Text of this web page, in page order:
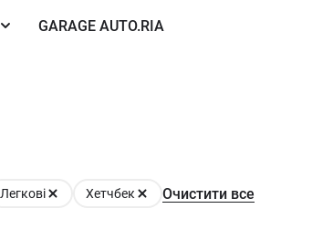
GARAGE AUTO.RIA
Легкові Хетчбек Очистити все